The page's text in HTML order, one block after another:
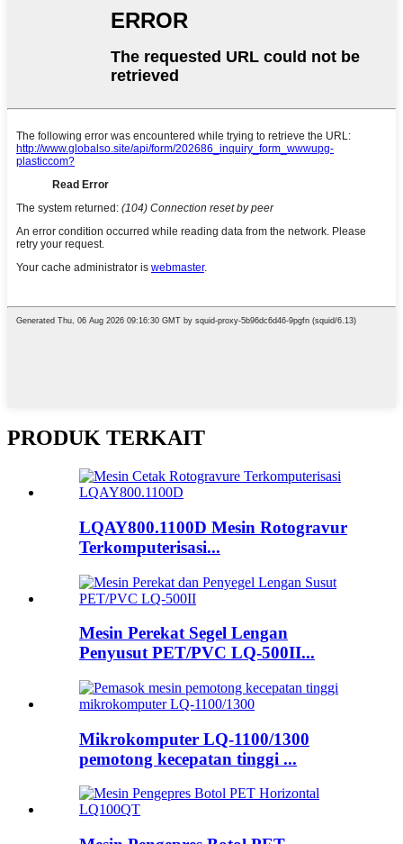
PRODUK TERKAIT
LQAY800.1100D Mesin Rotogravur
Terkomputerisasi...
Mesin Perekat Segel Lengan
Penyusut PET/PVC LQ-500II...
Mikrokomputer LQ-1100/1300
pemotong kecepatan tinggi ...